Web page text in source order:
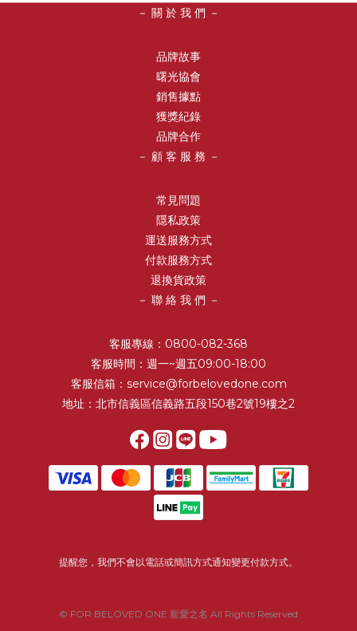
－ 關 於 我 們 －
品牌故事
曙光協會
銷售據點
獲獎紀錄
品牌合作
－ 顧 客 服 務 －
常見問題
隱私政策
運送服務方式
付款服務方式
退換貨政策
－ 聯 絡 我 們 －
客服專線：0800-082-368
客服時間：週一~週五09:00-18:00
客服信箱：service@forbelovedone.com
地址：北市信義區信義路五段150巷2號19樓之2
提醒您，我們不會以電話或簡訊方式通知變更付款方式。
© FOR BELOVED ONE 寵愛之名 All Rights Reserved